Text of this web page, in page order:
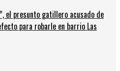
el presunto gatillero acusado de
para robarle en barrio Las